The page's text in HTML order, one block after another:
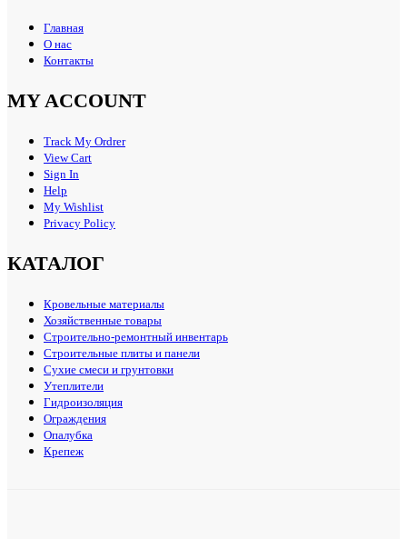
Главная
О нас
Контакты
MY ACCOUNT
Track My Ordrer
View Cart
Sign In
Help
My Wishlist
Privacy Policy
КАТАЛОГ
Кровельные материалы
Хозяйственные товары
Строительно-ремонтный инвентарь
Строительные плиты и панели
Сухие смеси и грунтовки
Утеплители
Гидроизоляция
Ограждения
Опалубка
Крепеж